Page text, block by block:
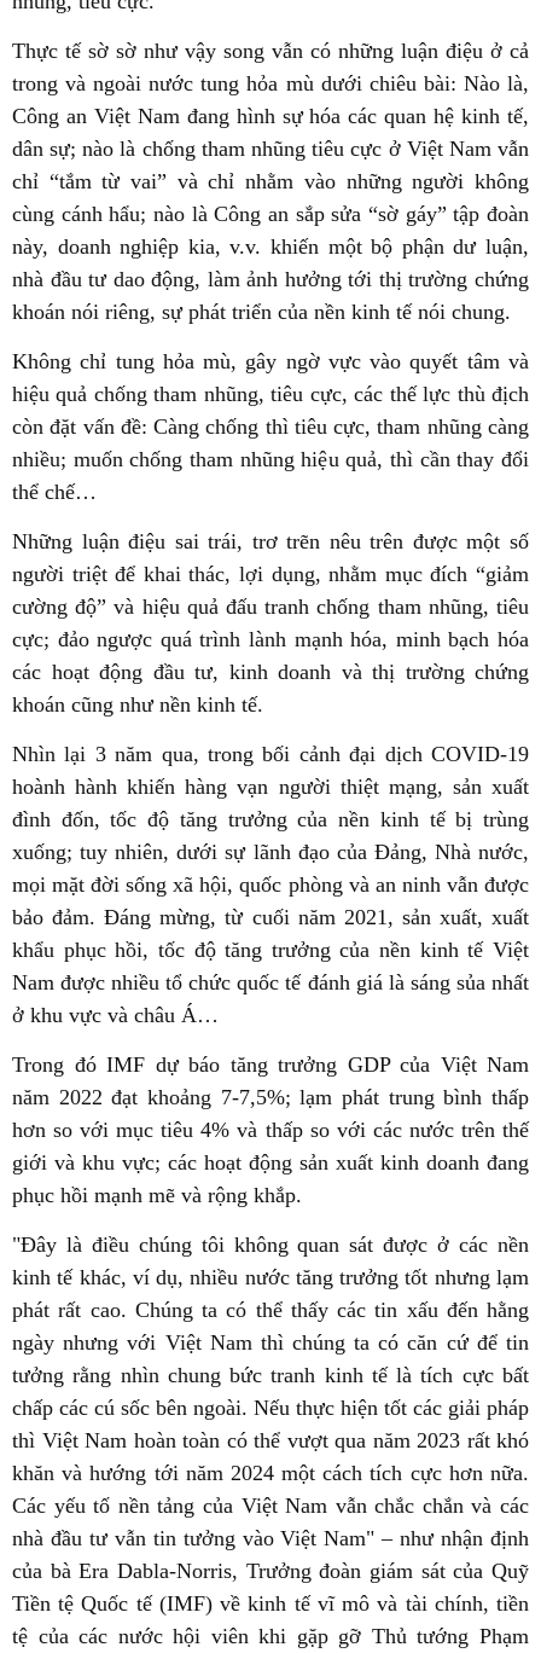
Thực tế sờ sờ như vậy song vẫn có những luận điệu ở cả
trong và ngoài nước tung hỏa mù dưới chiêu bài: Nào là,
Công an Việt Nam đang hình sự hóa các quan hệ kinh tế,
dân sự; nào là chống tham nhũng tiêu cực ở Việt Nam vẫn
chỉ “tắm từ vai” và chỉ nhằm vào những người không
cùng cánh hẩu; nào là Công an sắp sửa “sờ gáy” tập đoàn
này, doanh nghiệp kia, v.v. khiến một bộ phận dư luận,
nhà đầu tư dao động, làm ảnh hưởng tới thị trường chứng
khoán nói riêng, sự phát triển của nền kinh tế nói chung.
Không chỉ tung hỏa mù, gây ngờ vực vào quyết tâm và
hiệu quả chống tham nhũng, tiêu cực, các thế lực thù địch
còn đặt vấn đề: Càng chống thì tiêu cực, tham nhũng càng
nhiều; muốn chống tham nhũng hiệu quả, thì cần thay đổi
thể chế…
Những luận điệu sai trái, trơ trẽn nêu trên được một số
người triệt để khai thác, lợi dụng, nhằm mục đích “giảm
cường độ” và hiệu quả đấu tranh chống tham nhũng, tiêu
cực; đảo ngược quá trình lành mạnh hóa, minh bạch hóa
các hoạt động đầu tư, kinh doanh và thị trường chứng
khoán cũng như nền kinh tế.
Nhìn lại 3 năm qua, trong bối cảnh đại dịch COVID-19
hoành hành khiến hàng vạn người thiệt mạng, sản xuất
đình đốn, tốc độ tăng trưởng của nền kinh tế bị trùng
xuống; tuy nhiên, dưới sự lãnh đạo của Đảng, Nhà nước,
mọi mặt đời sống xã hội, quốc phòng và an ninh vẫn được
bảo đảm. Đáng mừng, từ cuối năm 2021, sản xuất, xuất
khẩu phục hồi, tốc độ tăng trưởng của nền kinh tế Việt
Nam được nhiều tổ chức quốc tế đánh giá là sáng sủa nhất
ở khu vực và châu Á…
Trong đó IMF dự báo tăng trưởng GDP của Việt Nam
năm 2022 đạt khoảng 7-7,5%; lạm phát trung bình thấp
hơn so với mục tiêu 4% và thấp so với các nước trên thế
giới và khu vực; các hoạt động sản xuất kinh doanh đang
phục hồi mạnh mẽ và rộng khắp.
"Đây là điều chúng tôi không quan sát được ở các nền
kinh tế khác, ví dụ, nhiều nước tăng trưởng tốt nhưng lạm
phát rất cao. Chúng ta có thể thấy các tin xấu đến hằng
ngày nhưng với Việt Nam thì chúng ta có căn cứ để tin
tưởng rằng nhìn chung bức tranh kinh tế là tích cực bất
chấp các cú sốc bên ngoài. Nếu thực hiện tốt các giải pháp
thì Việt Nam hoàn toàn có thể vượt qua năm 2023 rất khó
khăn và hướng tới năm 2024 một cách tích cực hơn nữa.
Các yếu tố nền tảng của Việt Nam vẫn chắc chắn và các
nhà đầu tư vẫn tin tưởng vào Việt Nam" – như nhận định
của bà Era Dabla-Norris, Trưởng đoàn giám sát của Quỹ
Tiền tệ Quốc tế (IMF) về kinh tế vĩ mô và tài chính, tiền
tệ của các nước hội viên khi gặp gỡ Thủ tướng Phạm